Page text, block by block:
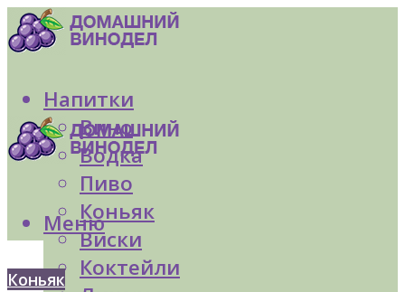
Напитки
Вино
Водка
Пиво
Коньяк
Виски
Коктейли
Меню
Коньяк